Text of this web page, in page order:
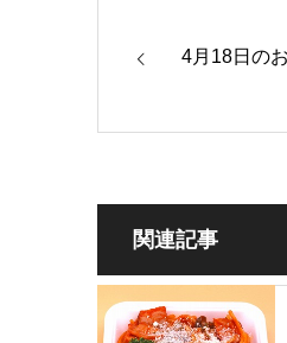
4月18日の
関連記事